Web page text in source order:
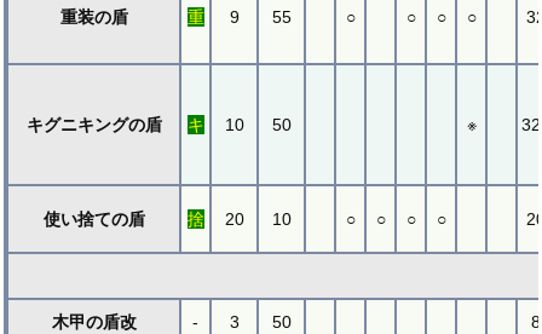
重装の盾 重 9 55 ○ ○ ○ ○
キグニキングの盾 キ 10 50 ※
使い捨ての盾 捨 20 10 ○ ○ ○ ○
木甲の盾改 - 3 50